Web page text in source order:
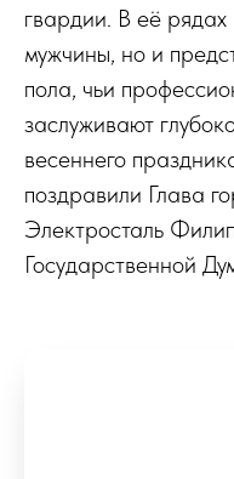
гвардии. В её рядах
мужчины, но и
пола, чьи
заслуживают
весеннего
поздравили Глава
Электросталь
Государственной